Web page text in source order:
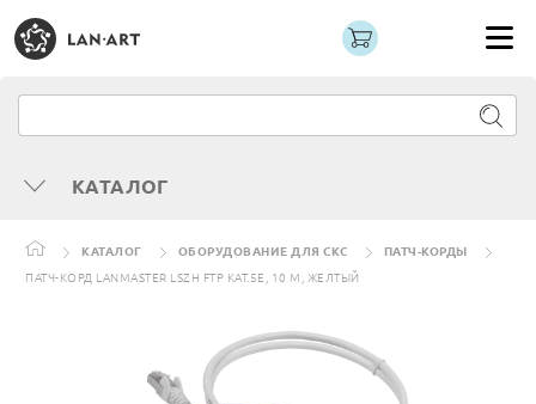
КАТАЛОГ
КАТАЛОГ ОБОРУДОВАНИЕ ДЛЯ СКС
ПАТЧ-КОРДЫ
ПАТЧ-КОРД LANMASTER LSZH FTP КАТ.5E, 10 М, ЖЕЛТЫЙ